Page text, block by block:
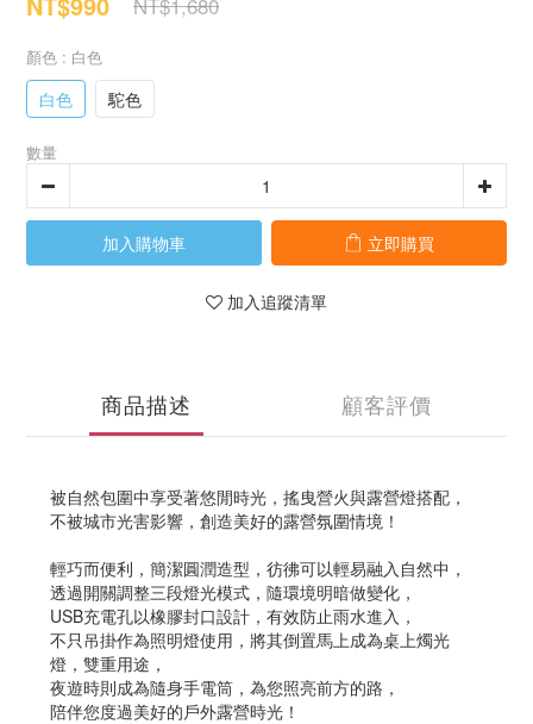
顏色 : 白色
白色 駝色
數量
加入購物車 立即購買
加入追蹤清單
商品描述 顧客評價
被自然包圍中享受著悠閒時光，搖曳營火與露營燈搭配，
不被城市光害影響，創造美好的露營氛圍情境！
輕巧而便利，簡潔圓潤造型，彷彿可以輕易融入自然中，
透過開關調整三段燈光模式，隨環境明暗做變化，
USB充電孔以橡膠封口設計，有效防止雨水進入，
不只吊掛作為照明燈使用，將其倒置馬上成為桌上燭光
燈，雙重用途，
夜遊時則成為隨身手電筒，為您照亮前方的路，
陪伴您度過美好的戶外露營時光！